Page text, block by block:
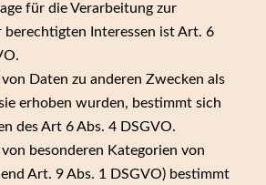
für die Verarbeitung zur
berechtigten Interessen ist Art. 6
Daten zu anderen Zwecken als
erhoben wurden, bestimmt sich
des Art 6 Abs. 4 DSGVO.
besonderen Kategorien von
Art. 9 Abs. 1 DSGVO) bestimmt